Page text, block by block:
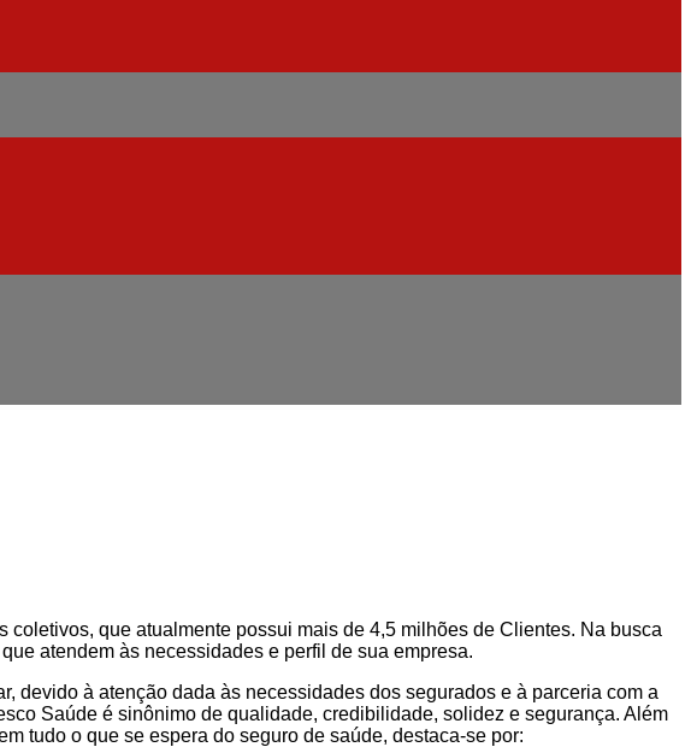
que atualmente possui mais de 4,5 milhões de Clientes. Na busca
atendem às necessidades e perfil de sua empresa.
devido à atenção dada às necessidades dos segurados e à parceria com a
Saúde é sinônimo de qualidade, credibilidade, solidez e segurança. Além
tudo o que se espera do seguro de saúde, destaca-se por: